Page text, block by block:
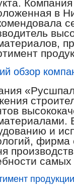
в
обзор
и
фирма
продукции